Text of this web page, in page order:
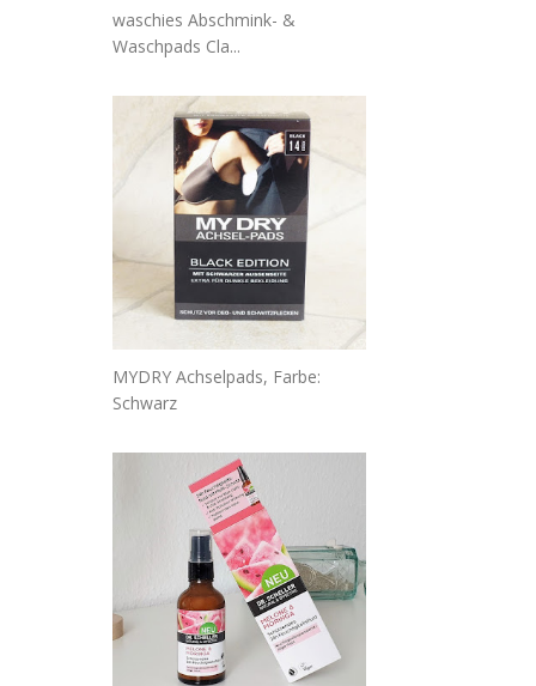
waschies Abschmink- &
Waschpads Cla...
MYDRY Achselpads, Farbe:
Schwarz